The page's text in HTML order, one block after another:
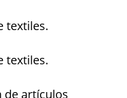
textiles.
textiles.
de artículos